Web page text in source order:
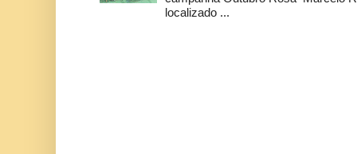
localizado ...